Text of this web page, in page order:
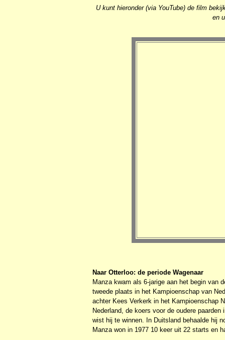
U kunt hieronder (via YouTube) de film
en
Naar Otterloo: de periode Wagenaar
Manza kwam als 6-jarige aan het begin van
tweede plaats in het Kampioenschap van
achter Kees Verkerk in het Kampioenschap
Nederland, de koers voor de oudere
wist hij te winnen. In Duitsland behaalde hij
Manza won in 1977 10 keer uit 22 starts en